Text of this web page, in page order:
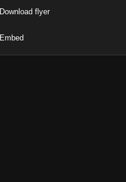
Download flyer
Embed